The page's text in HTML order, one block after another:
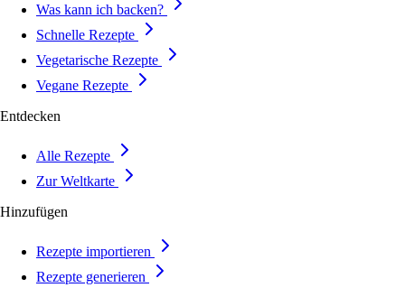
Was kann ich backen?
Schnelle Rezepte
Vegetarische Rezepte
Vegane Rezepte
Entdecken
Alle Rezepte
Zur Weltkarte
Hinzufügen
Rezepte importieren
Rezepte generieren